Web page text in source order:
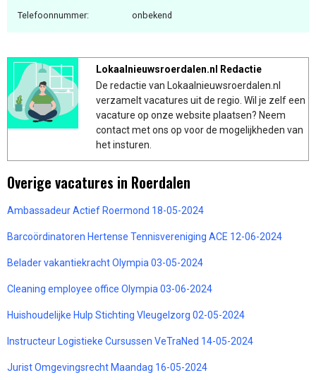
Telefoonnummer: onbekend
Lokaalnieuwsroerdalen.nl Redactie
De redactie van Lokaalnieuwsroerdalen.nl
verzamelt vacatures uit de regio. Wil je zelf een
vacature op onze website plaatsen? Neem
contact met ons op voor de mogelijkheden van
het insturen.
Overige vacatures in Roerdalen
Ambassadeur Actief Roermond 18-05-2024
Barcoördinatoren Hertense Tennisvereniging ACE 12-06-2024
Belader vakantiekracht Olympia 03-05-2024
Cleaning employee office Olympia 03-06-2024
Huishoudelijke Hulp Stichting Vleugelzorg 02-05-2024
Instructeur Logistieke Cursussen VeTraNed 14-05-2024
Jurist Omgevingsrecht Maandag 16-05-2024